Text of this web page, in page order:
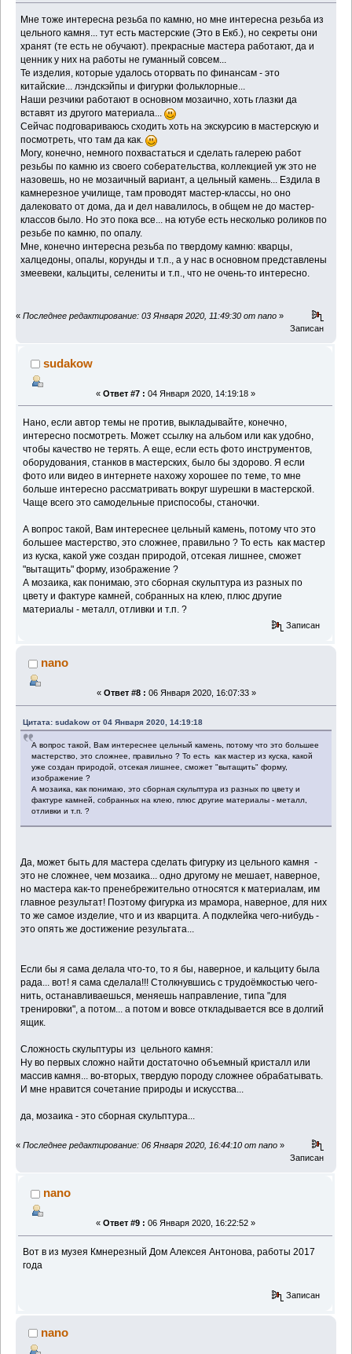
Мне тоже интересна резьба по камню, но мне интересна резьба из
цельного камня... тут есть мастерские (Это в Екб.), но секреты они
хранят (те есть не обучают). прекрасные мастера работают, да и
ценник у них на работы не гуманный совсем...
Те изделия, которые удалось оторвать по финансам - это
китайские... лэндскэйпы и фигурки фольклорные...
Наши резчики работают в основном мозаично, хоть глазки да
вставят из другого материала...
Сейчас подговариваюсь сходить хоть на экскурсию в мастерскую и
посмотреть, что там да как.
Могу, конечно, немного похвастаться и сделать галерею работ
резьбы по камню из своего соберательства, коллекцией уж это не
назовешь, но не мозаичный вариант, а цельный камень... Ездила в
камнерезное училище, там проводят мастер-классы, но оно
далековато от дома, да и дел навалилось, в общем не до мастер-
классов было. Но это пока все... на ютубе есть несколько роликов по
резьбе по камню, по опалу.
Мне, конечно интересна резьба по твердому камню: кварцы,
халцедоны, опалы, корунды и т.п., а у нас в основном представлены
змеевеки, кальциты, селениты и т.п., что не очень-то интересно.
« Последнее редактирование: 03 Января 2020, 11:49:30 от nano »
Записан
sudakow
« Ответ #7 : 04 Января 2020, 14:19:18 »
Нано, если автор темы не против, выкладывайте, конечно,
интересно посмотреть. Может ссылку на альбом или как удобно,
чтобы качество не терять. А еще, если есть фото инструментов,
оборудования, станков в мастерских, было бы здорово. Я если
фото или видео в интернете нахожу хорошее по теме, то мне
больше интересно рассматривать вокруг шурешки в мастерской.
Чаще всего это самодельные приспособы, станочки.
А вопрос такой, Вам интереснее цельный камень, потому что это
большее мастерство, это сложнее, правильно ? То есть как мастер
из куска, какой уже создан природой, отсекая лишнее, сможет
"вытащить" форму, изображение ?
А мозаика, как понимаю, это сборная скульптура из разных по
цвету и фактуре камней, собранных на клею, плюс другие
материалы - металл, отливки и т.п. ?
Записан
nano
« Ответ #8 : 06 Января 2020, 16:07:33 »
Цитата: sudakow от 04 Января 2020, 14:19:18
А вопрос такой, Вам интереснее цельный камень, потому что это большее
мастерство, это сложнее, правильно ? То есть как мастер из куска, какой
уже создан природой, отсекая лишнее, сможет "вытащить" форму,
изображение ?
А мозаика, как понимаю, это сборная скульптура из разных по цвету и
фактуре камней, собранных на клею, плюс другие материалы - металл,
отливки и т.п. ?
Да, может быть для мастера сделать фигурку из цельного камня -
это не сложнее, чем мозаика... одно другому не мешает, наверное,
но мастера как-то пренебрежительно относятся к материалам, им
главное результат! Поэтому фигурка из мрамора, наверное, для них
то же самое изделие, что и из кварцита. А подклейка чего-нибудь -
это опять же достижение результата...
Если бы я сама делала что-то, то я бы, наверное, и кальциту была
рада... вот! я сама сделала!!! Столкнувшись с трудоёмкостью чего-
нить, останавливаешься, меняешь направление, типа "для
тренировки", а потом... а потом и вовсе откладывается все в долгий
ящик.
Сложность скульптуры из цельного камня:
Ну во первых сложно найти достаточно объемный кристалл или
массив камня... во-вторых, твердую породу сложнее обрабатывать.
И мне нравится сочетание природы и искусства...
да, мозаика - это сборная скульптура...
« Последнее редактирование: 06 Января 2020, 16:44:10 от nano »
Записан
nano
« Ответ #9 : 06 Января 2020, 16:22:52 »
Вот в из музея Кмнерезный Дом Алексея Антонова, работы 2017
года
Записан
nano